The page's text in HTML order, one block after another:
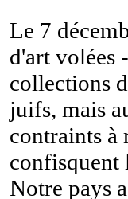
Le 7
d'art volées
collections
juifs, mais
contraints à
confisquent
Notre pays